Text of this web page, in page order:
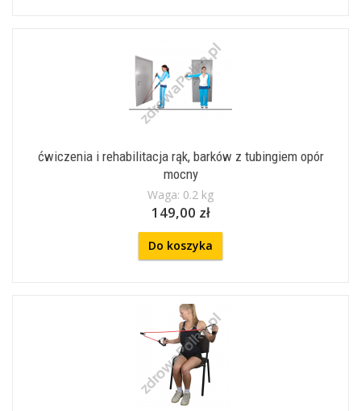
ćwiczenia i rehabilitacja rąk, barków z tubingiem opór
mocny
Waga: 0.2 kg
149,00 zł
Do koszyka